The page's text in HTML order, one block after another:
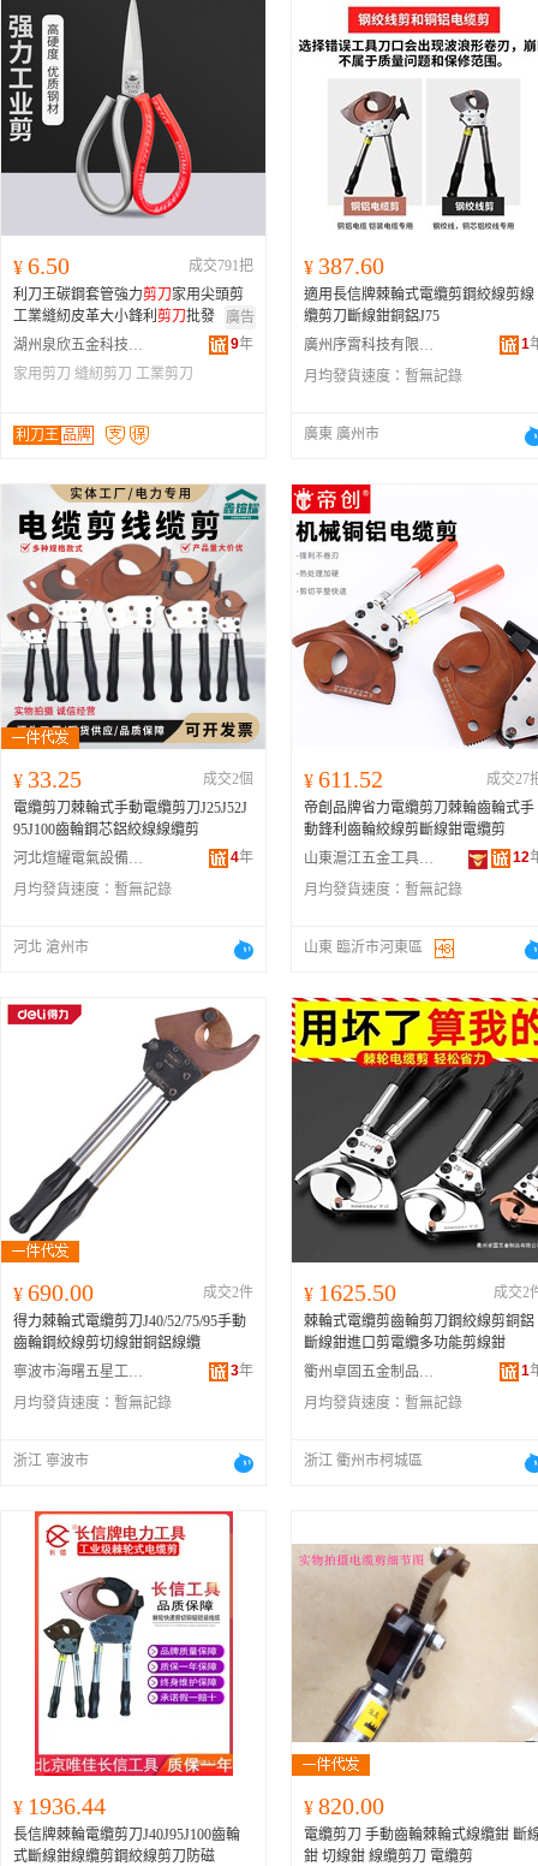
¥ 6.50
成交791把
利刀王碳鋼套管強力剪刀家用尖頭剪
工業縫紉皮革大小鋒利 剪刀批發
廣告
湖州泉欣五金科技有限公司
9年
家用剪刀 縫紉剪刀 工業剪刀
利刀王 品牌
¥ 387.60
適用長信牌棘輪式電纜剪鋼絞線剪線
纜剪刀斷線鉗銅鋁J75
廣州序霄科技有限公司
1
月均發貨速度： 暫無記錄
廣東 廣州市
¥ 33.25
成交2個
電纜剪刀棘輪式手動電纜剪刀J25J52J
95J100齒輪鋼芯鋁絞線線纜剪
河北煊耀電氣設備制造有限公司
4年
月均發貨速度： 暫無記錄
河北 滄州市
¥ 611.52
成交27
帝創品牌省力電纜剪刀棘輪齒輪式手
動鋒利齒輪絞線剪斷線鉗電纜剪
山東滬江五金工具有限公司
12
月均發貨速度： 暫無記錄
山東 臨沂市河東區
¥ 690.00
成交2件
得力棘輪式電纜剪刀J40/52/75/95手動
齒輪鋼絞線剪切線鉗銅鋁線纜
寧波市海曙五星工具有限公司
3年
月均發貨速度： 暫無記錄
浙江 寧波市
¥ 1625.50
成交2
棘輪式電纜剪齒輪剪刀鋼絞線剪銅鋁
斷線鉗進口剪電纜多功能剪線鉗
衢州卓固五金制品有限公司
1
月均發貨速度： 暫無記錄
浙江 衢州市柯城區
¥ 1936.44
長信牌棘輪電纜剪刀J40J95J100齒輪
式斷線鉗線纜剪鋼絞線剪刀防磁
¥ 820.00
電纜剪刀 手動齒輪棘輪式線纜鉗 斷
鉗 切線鉗 線纜剪刀 電纜剪